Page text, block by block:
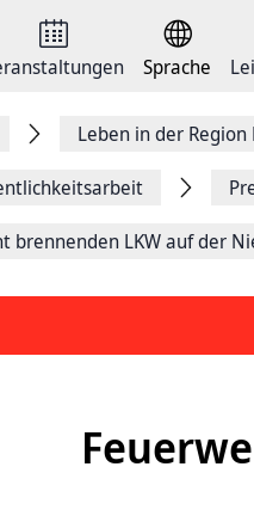
Sprache
Leben in der
brennenden LKW auf der